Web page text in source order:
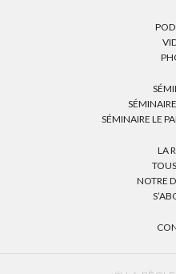
SÉMINAIRE LE
LA
NOTRE